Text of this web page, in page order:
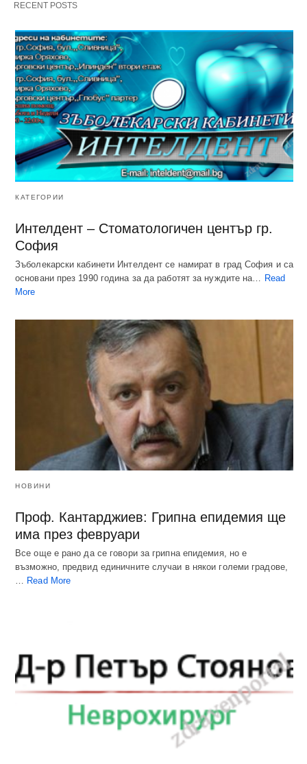
RECENT POSTS
КАТЕГОРИИ
Интелдент – Стоматологичен център гр.
София
Зъболекарски кабинети Интелдент се намират в град София и са
основани през 1990 година за да работят за нуждите на… Read
More
НОВИНИ
Проф. Кантарджиев: Грипна епидемия ще
има през февруари
Все още е рано да се говори за грипна епидемия, но е
възможно, предвид единичните случаи в някои големи градове,
… Read More